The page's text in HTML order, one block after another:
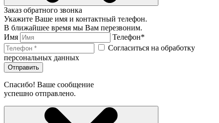
Заказ обратного звонка
Укажите Ваше имя и контактный телефон.
В ближайшее время мы Вам перезвоним.
Имя
Телефон*
Согласиться на обработку
персональных данных
Отправить
Спасибо! Ваше сообщение
успешно отправлено.